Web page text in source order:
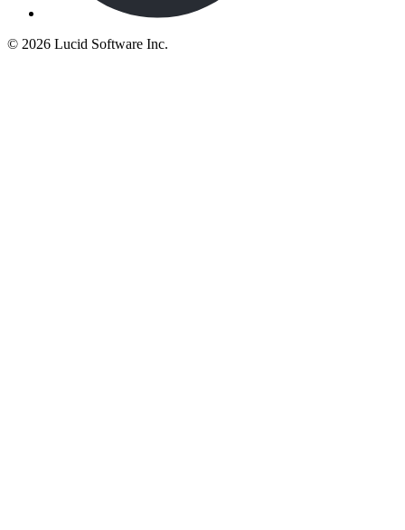
© 2026 Lucid Software Inc.